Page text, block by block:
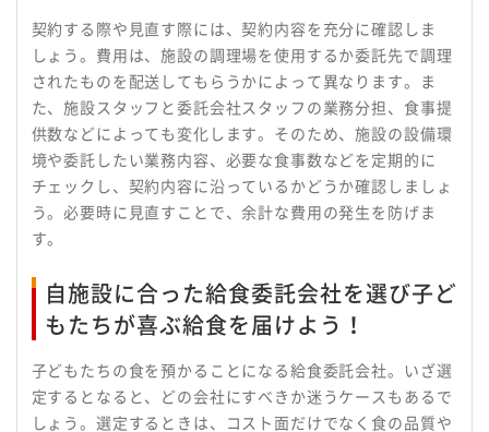
契約する際や見直す際には、契約内容を充分に確認しま
しょう。費用は、施設の調理場を使用するか委託先で調理
されたものを配送してもらうかによって異なります。ま
た、施設スタッフと委託会社スタッフの業務分担、食事提
供数などによっても変化します。そのため、施設の設備環
境や委託したい業務内容、必要な食事数などを定期的に
チェックし、契約内容に沿っているかどうか確認しましょ
う。必要時に見直すことで、余計な費用の発生を防げま
す。
自施設に合った給食委託会社を選び子ど
もたちが喜ぶ給食を届けよう！
子どもたちの食を預かることになる給食委託会社。いざ選
定するとなると、どの会社にすべきか迷うケースもあるで
しょう。選定するときは、コスト面だけでなく食の品質や